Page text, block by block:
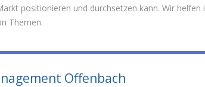
positionieren und durchsetzen kann. Wir
Themen:
Offenbach